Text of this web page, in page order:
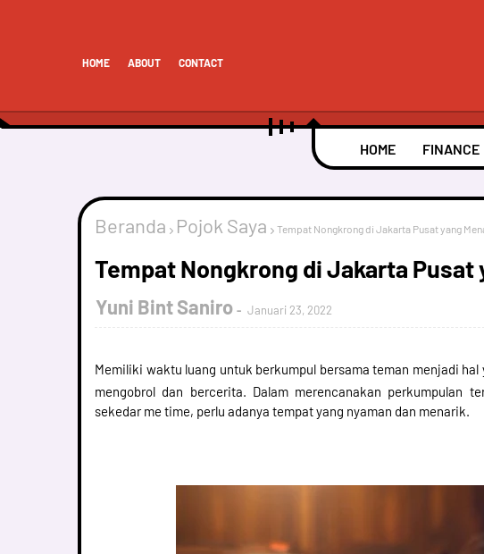
HOME ABOUT CONTACT
HOME FINANCE
Beranda Pojok Saya Tempat Nongkrong di Jakarta Pusat yang
Tempat Nongkrong di Jakarta Pusat
Yuni Bint Saniro Januari 23, 2022
Memiliki waktu luang untuk berkumpul bersama teman menjadi
mengobrol dan bercerita. Dalam merencanakan perkumpulan
sekedar me time, perlu adanya tempat yang nyaman dan menarik.